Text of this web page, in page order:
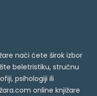
naći ćete širok izbor
beletristiku, stručnu
psihologiji ili
online knjižare